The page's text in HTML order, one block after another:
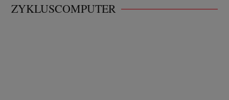
ZYKLUSCOMPUTER